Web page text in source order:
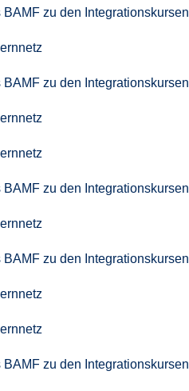
zu den Integrationskursen
zu den Integrationskursen
zu den Integrationskursen
zu den Integrationskursen
zu den Integrationskursen